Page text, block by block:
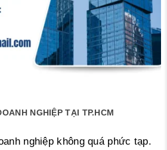
NGHIỆP TẠI TP.HCM
nghiệp không quá phức tạp.